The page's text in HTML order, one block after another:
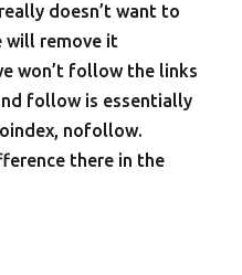
doesn’t want to
will remove it
won’t follow the links
follow is essentially
nofollow.
there in the